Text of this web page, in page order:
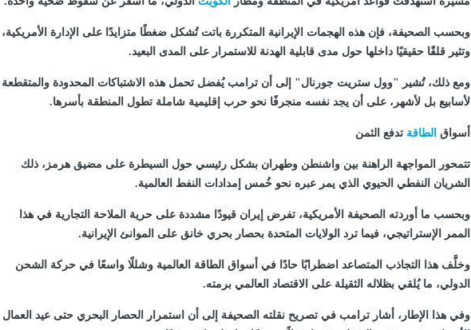
وبحسب الصحيفة، فإن هذه الهجمات الإيرانية المتكررة باتت تُشكل ضغطًا متزايدًا على الإدارة الأمريكية،
وتثير قلقًا حقيقيًا داخلها حول مدى قابلية الهدنة للاستمرار على المدى البعيد.
ومع ذلك، تُشير "وول ستريت جورنال" إلى أن ترامب يُفضل تحمل هذه الاشتباكات المحدودة والمتقطعة
لأسابيع بل لأشهر، على أن يجد نفسه منجرفًا نحو حرب إقليمية شاملة تطول المنطقة بأسرها.
أسواق الطاقة تدفع الثمن
تتمحور المواجهة الراهنة بين واشنطن وطهران بشكل رئيسي حول السيطرة على مضيق هرمز، ذلك
الشريان النفطي الحيوي الذي يمر عبره نحو خُمس إمدادات النفط العالمية.
وبحسب ما أوردته الصحيفة الأمريكية، تفرض إيران قيودًا مشددة على حرية الملاحة التجارية في هذا
الممر الإستراتيجي، فيما ترد الولايات المتحدة بحصار بحري خانق على الموانئ الإيرانية.
وخلَّف هذا التجاذب المتصاعد اضطرابًا حادًا في أسواق الطاقة العالمية وشللًا واسعًا في حركة الشحن
الدولي، ما يُلقي بظلاله الثقيلة على الاقتصاد العالمي برمته.
وفي هذا الإطار، أشار ترامب في تصريح نقلته الصحيفة إلى أن استمرار الحصار البحري حتى عيد العمال